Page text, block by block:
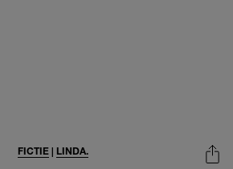
FICTIE | LINDA.